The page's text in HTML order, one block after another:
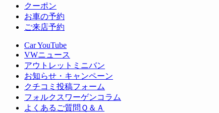
クーポン
お車の予約
ご来店予約
Car YouTube
VWニュース
アウトレットミニバン
お知らせ・キャンペーン
クチコミ投稿フォーム
フォルクスワーゲンコラム
よくあるご質問Ｑ＆Ａ